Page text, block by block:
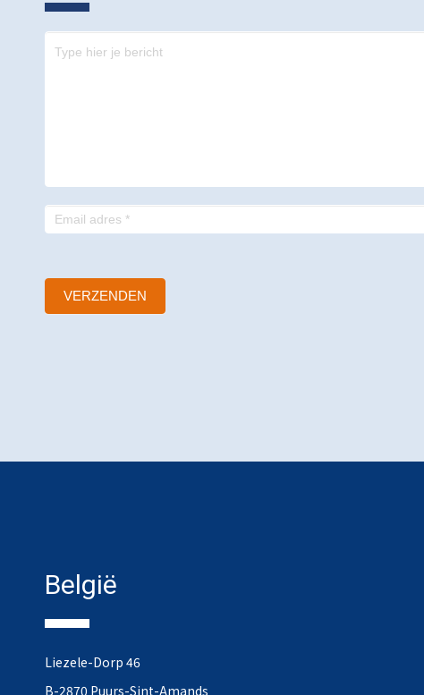
Contact
VERZENDEN
België
Liezele-Dorp 46
B-2870 Puurs-Sint-Amands